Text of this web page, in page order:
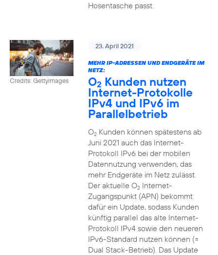
Hosentasche passt.
Credits: Gettyimages
23. April 2021
MEHR IP-ADRESSEN UND ENDGERÄTE IM
NETZ:
O2 Kunden nutzen
Internet-Protokolle
IPv4 und IPv6 im
Parallelbetrieb
O2Kunden können spätestens ab
Juni 2021 auch das Internet-
Protokoll IPv6 bei der mobilen
Datennutzung verwenden, das
mehr Endgeräte im Netz zulässt.
Der aktuelle O2Internet-
Zugangspunkt (APN) bekommt
dafür ein Update, sodass Kunden
künftig parallel das alte Internet-
Protokoll IPv4 sowie den neueren
IPv6-Standard nutzen können (=
Dual Stack-Betrieb). Das Update